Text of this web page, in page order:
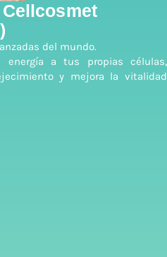
del mundo.
a tus propias células,
y mejora la vitalidad